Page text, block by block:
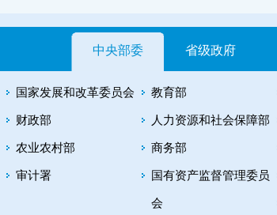
中央部委 省级政府
国家发展和改革委员会 教育部
财政部 人力资源和社会保障部
农业农村部 商务部
审计署 国有资产监督管理委员
会